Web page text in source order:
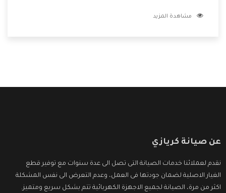
الشركة بها والتى تكون منها خدمة الصيانة التى تكون من أهم
مشاهدة المزيد
عن صيانة كريازي
نقدم لعملائنا خدمات الصيانة التى تصل الى عدة سنوات مع توفير قطع
الغيار الاصلية لضمان جودتها فى العمل، وعدم التعرض الى نفس المشكلة
اكثر من مرة، الصيانة لجميع الاجهزة الكهربائية تتم بشكل سريع ومتميز.